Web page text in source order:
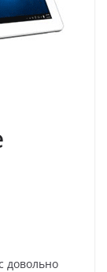
довольно